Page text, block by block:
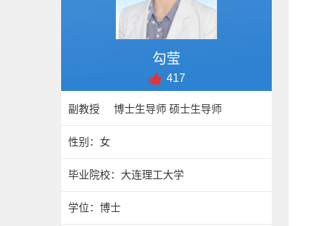
勾莹
417
副教授 博士生导师 硕士生导师
性别：女
毕业院校：大连理工大学
学位：博士